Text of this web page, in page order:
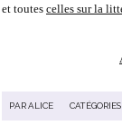
et toutes celles sur la
PARALICE CATÉGORIES